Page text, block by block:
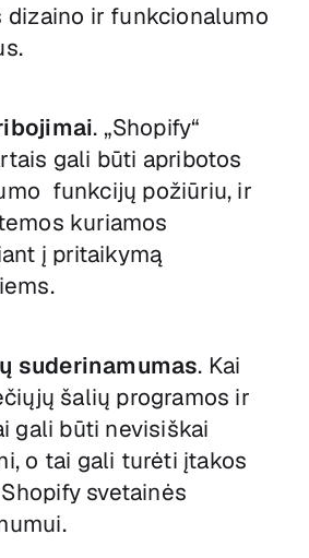
dizaino ir funkcionalumo
. „Shopify“
gali būti apribotos
funkcijų požiūriu, ir
kuriamos
į pritaikymą
suderinamumas. Kai
šalių programos ir
gali būti nevisiškai
o tai gali turėti įtakos
svetainės